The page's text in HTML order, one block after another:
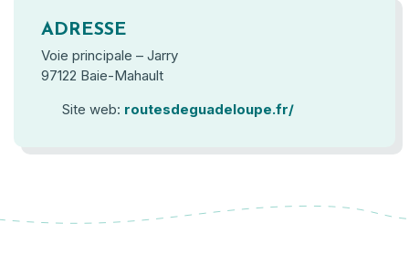
ADRESSE
Voie principale – Jarry
97122 Baie-Mahault
Site web: routesdeguadeloupe.fr/